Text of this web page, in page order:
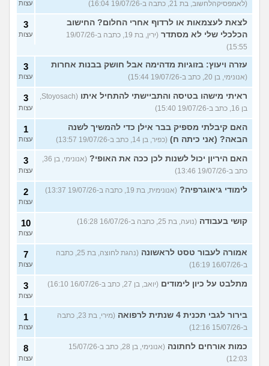
(לאמפסיקהלחשוב, בת 21, כתבה ב-19/07/26 16:04) עצות
לצאת לעצמאות או לרדוף אחרי החלום? החישוב
הכלכלי שלי לא מסתדר
(ירין, בת 19, כתבה ב-19/07/26
15:55)
3
עצות
עזרה ויעוץ: בזוגיות מדהימה אבל חושק בבנות אחרות
(אנונימי, בן 20, כתב ב-19/07/26 15:44)
3
עצות
ראיתי מישהו בטיסה והתביישתי להתחיל איתו
(Stoyosach,
בן 16, כתב ב-19/07/26 15:40)
3
עצות
האם קיבלתי מספיק בבר אילן כדי להמשיך לשנה
הבאה? (אני כיתה ח) (כפיר, בן 14, כתב ב-19/07/26 13:57)
1
עצות
האם היריון יכול לשנות לכן ככה את האופי?
(אנונימי, בן 36,
כתב ב-19/07/26 13:46)
3
עצות
לימודי גיאוגרפיה? (אנונימית, בת 19, כתבה ב-19/07/26 13:37) 2
עצות
קושי בעבודה (נועה, בת 25, כתבה ב-16/07/26 16:28) 10
עצות
אמורה לעבור טסט לראשונה
(נהגת לחוצה, בת 25, כתבה
ב-16/07/26 16:19)
7
עצות
מתלבט על כיון לימודים (יואב, בן 27, כתב ב-16/07/26 16:10) 3
עצות
בירור לגבי תכנית 4 שנתית לרפואה
(מירי, בת 23, כתבה
ב-15/07/26 12:16)
1
עצות
כמות אורחים לחתונה
(אנונימי, בן 28, כתב ב-15/07/26
12:03)
8
עצות